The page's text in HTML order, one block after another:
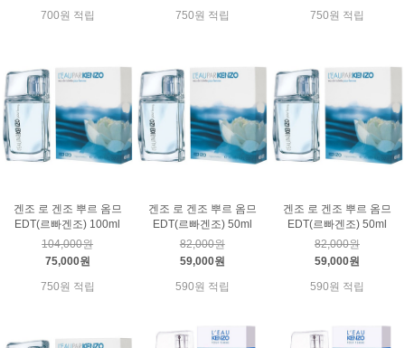
700원 적립
750원 적립
750원 적립
겐조 로 겐조 뿌르 옴므
EDT(르빠겐조) 100ml
104,000원
75,000원
750원 적립
겐조 로 겐조 뿌르 옴므
EDT(르빠겐조) 50ml
82,000원
59,000원
590원 적립
겐조 로 겐조 뿌르 옴므
EDT(르빠겐조) 50ml
82,000원
59,000원
590원 적립